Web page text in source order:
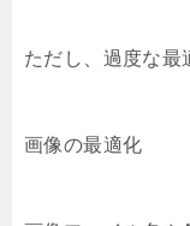
ただし、過度な最
画像の最適化